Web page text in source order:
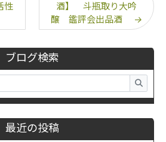
ブログ検索
最近の投稿
性
酒】 斗瓶取り大吟
醸 鑑評会出品酒
→